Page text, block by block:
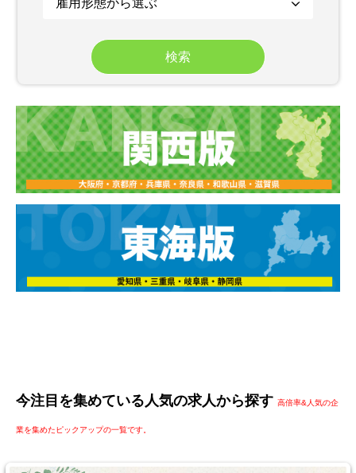
今注目を集めている人気の求人から探す 高倍率&人気の企
業を集めたピックアップの一覧です。